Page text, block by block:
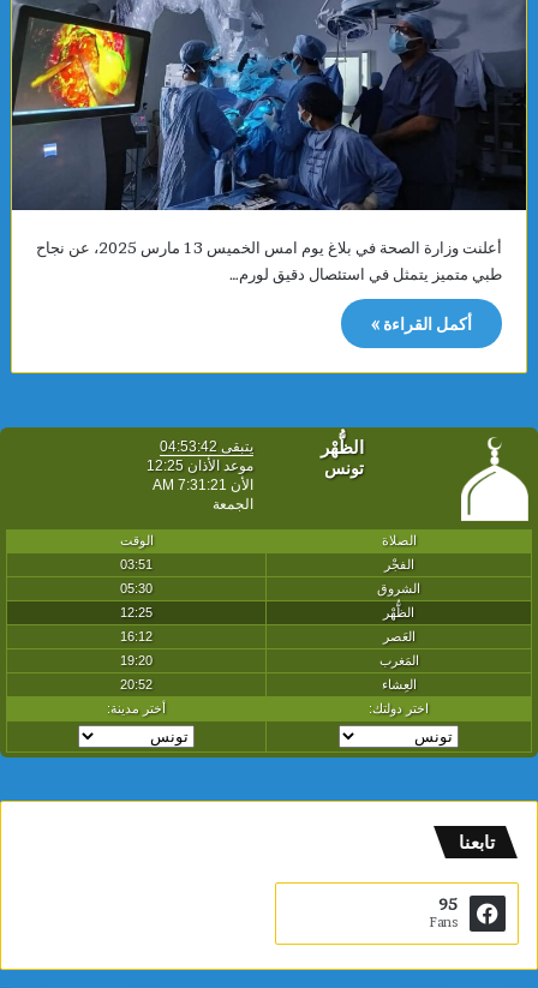
أعلنت وزارة الصحة في بلاغ يوم امس الخميس 13 مارس 2025، عن نجاح
طبي متميز يتمثل في استئصال دقيق لورم…
أكمل القراءة »
تابعنا
95
Fans